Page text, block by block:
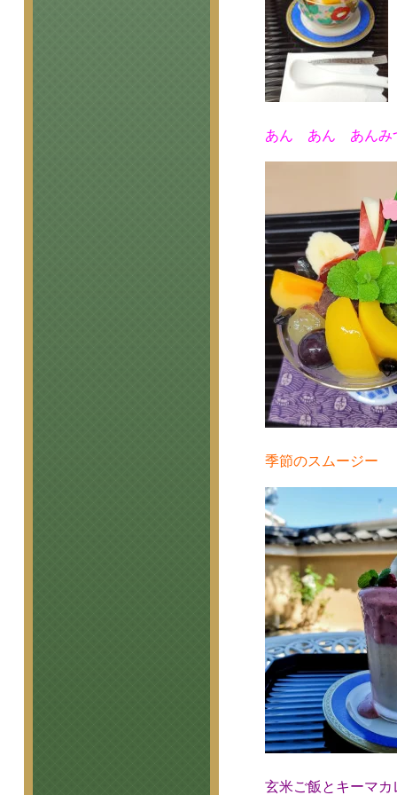
あん あん あんみ
季節のスムージー
玄米ご飯とキーマカ